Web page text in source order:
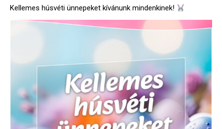
Kellemes húsvéti ünnepeket kívánunk mindenkinek!